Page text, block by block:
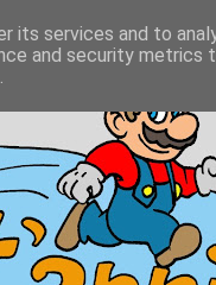
its services and to
and security metrics